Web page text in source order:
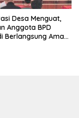
Desa Menguat,
Anggota BPD
Berlangsung Aman